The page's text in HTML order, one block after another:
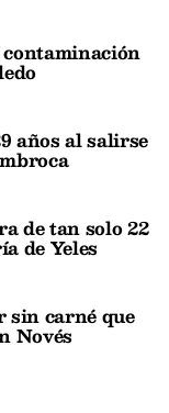
años al salirse
de tan solo 22
de Yeles
sin carné que
Novés